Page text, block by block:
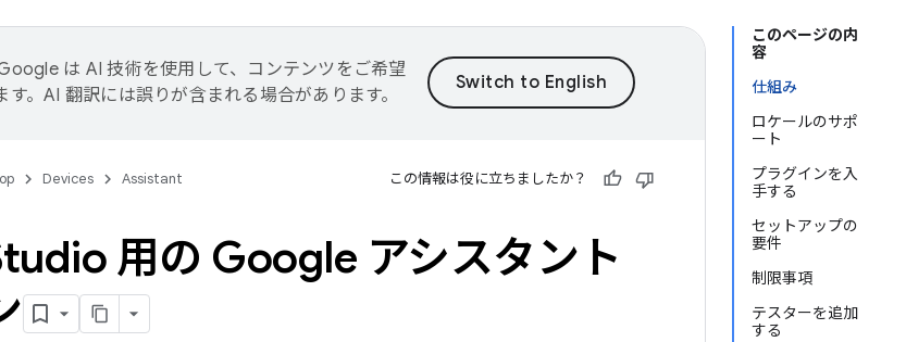
このページの内
容
仕組み
ロケールのサポ
ート
プラグインを入
手する
セットアップの
要件
制限事項
テスターを追加
する
は AI 技術を使用して、コンテンツをご希望
。AI 翻訳には誤りが含まれる場合があります。
Devices Assistant この情報は役に立ちましたか？
用の Google アシスタント